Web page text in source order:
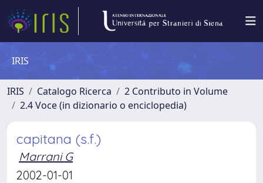
IRIS
IRIS Catalogo Ricerca
2 Contributo in Volume
2.4 Voce (in dizionario o enciclopedia)
capitana (s.f.)
Marrani G
2002-01-01